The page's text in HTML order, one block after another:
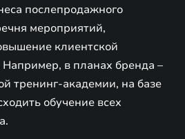
послепродажного
мероприятий,
клиентской
Например, в планах бренда –
тренинг-академии, на базе
обучение всех